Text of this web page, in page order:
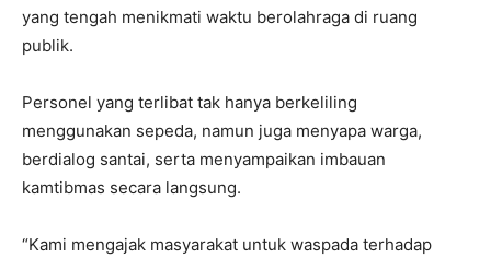
yang tengah menikmati waktu berolahraga di ruang
publik.
Personel yang terlibat tak hanya berkeliling
menggunakan sepeda, namun juga menyapa warga,
berdialog santai, serta menyampaikan imbauan
kamtibmas secara langsung.
“Kami mengajak masyarakat untuk waspada terhadap